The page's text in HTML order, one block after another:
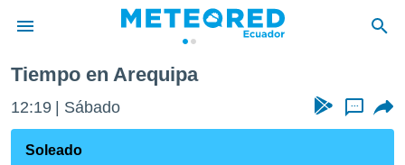
de
ha
Tiempo en Arequipa
12:19 Sábado ...
Soleado